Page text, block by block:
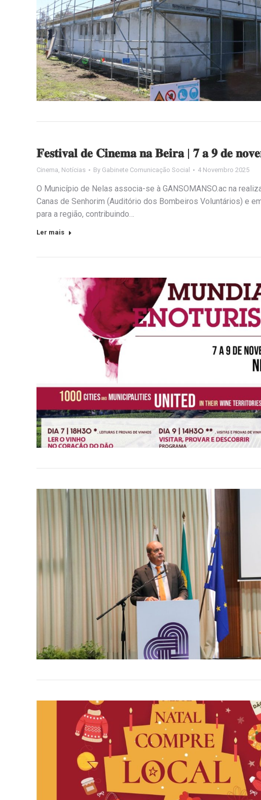
𝐅𝐞𝐬𝐭𝐢𝐯𝐚𝐥 𝐝𝐞 𝐂𝐢𝐧𝐞𝐦𝐚 𝐧𝐚 𝐁𝐞𝐢𝐫𝐚 | 𝟕 𝐚 𝟗 𝐝𝐞
Cinema, Notícias By Gabinete Comunicação Social 4 Novembro 2025
O Município de Nelas associa-se à GANSOMANSO.ac na
Canas de Senhorim (Auditório dos Bombeiros Voluntários) e
para a região, contribuindo…
Ler mais